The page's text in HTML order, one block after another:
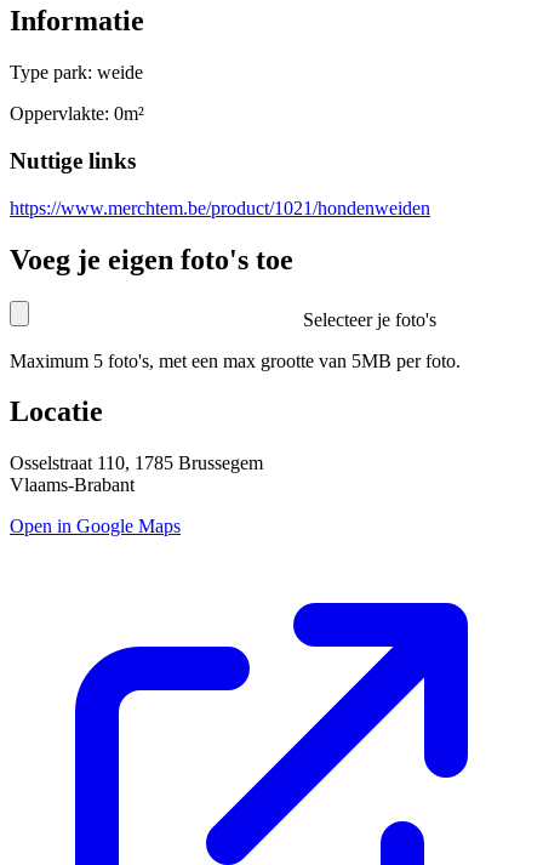
Informatie
Type park: weide
Oppervlakte: 0m²
Nuttige links
https://www.merchtem.be/product/1021/hondenweiden
Voeg je eigen foto's toe
Selecteer je foto's
Maximum 5 foto's, met een max grootte van 5MB per foto.
Locatie
Osselstraat 110, 1785 Brussegem
Vlaams-Brabant
Open in Google Maps